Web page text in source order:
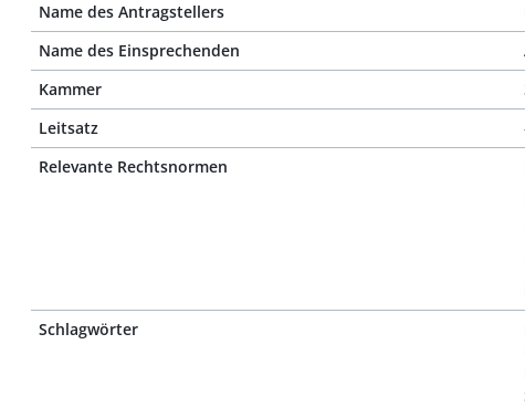
Name des Antragstellers
Name des Einsprechenden
Kammer
Leitsatz
Relevante Rechtsnormen
Schlagwörter